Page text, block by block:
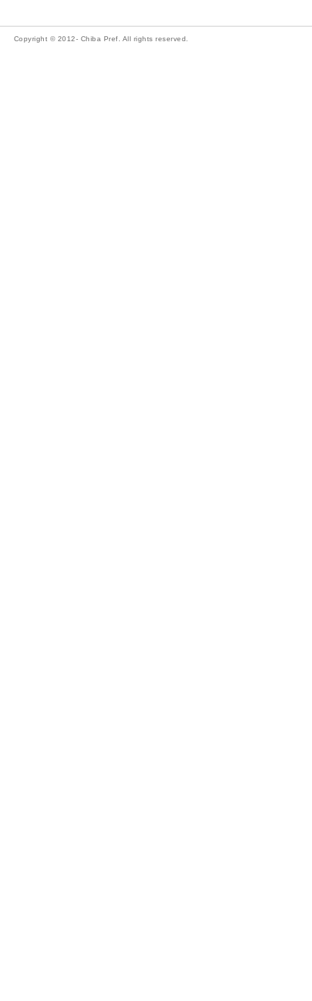
Copyright © 2012- Chiba Pref. All rights reserved.